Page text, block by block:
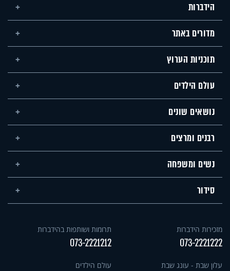
הידברות
מדורים באתר
תוכניות הערוץ
עולם הילדים
נושאים שונים
רבנים ומרצים
נשים ומשפחה
סידור
מזכירות הידברות
073-2221222
תרומות ושותפות בהידברות
073-2221212
עלון שבת - עונג שבת עולם הילדים